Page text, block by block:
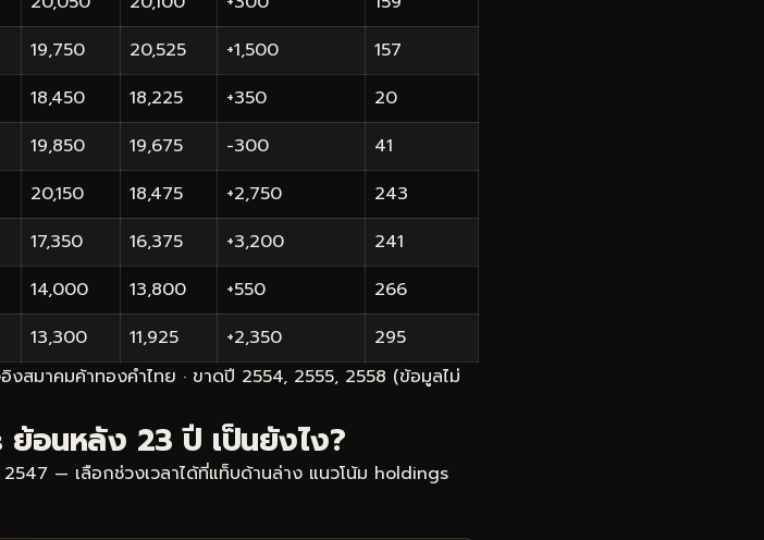
19,750 20,525 +1,500
157
18,450 18,225 +350
20
19,850 19,675 -300
41
20,150 18,475 +2,750
243
17,350 16,375 +3,200
241
14,000 13,800 +550
266
13,300 11,925 +2,350
295
สมาคมค้าทองคำไทย · ขาดปี 2554, 2555, 2558 (ข้อมูลไม่
ย้อนหลัง 23 ปี เป็นยังไง?
— เลือกช่วงเวลาได้ที่แท็บด้านล่าง แนวโน้ม holdings